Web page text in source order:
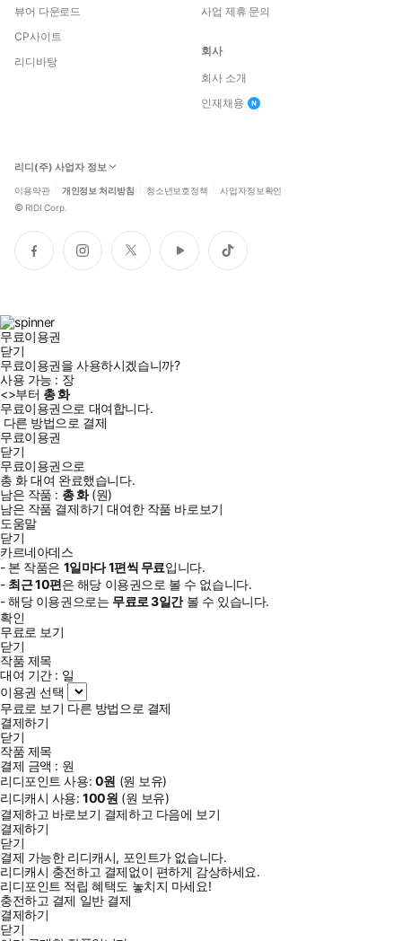
뷰어 다운로드
CP사이트
리디바탕
사업 제휴 문의
회사
회사 소개
인재채용
리디(주) 사업자 정보
이용약관 개인정보 처리방침 청소년보호정책 사업자정보확인
© RIDI Corp.
페
이
인
스
트
위
유
튜
틱
톡
무료이용권
닫기
무료이용권을 사용하시겠습니까?
사용 가능 : 장
<>부터 총화
무료이용권으로 대여합니다.
다른 방법으로 결제
무료이용권
닫기
무료이용권으로
총 화대여 완료했습니다.
남은 작품 : 총화(원)
남은 작품 결제하기 대여한 작품 바로보기
도움말
닫기
카르네아데스
- 본 작품은 1일마다1편씩 무료입니다.
- 최근10편은 해당 이용권으로 볼 수 없습니다.
- 해당 이용권으로는 무료로3일간볼 수 있습니다.
확인
무료로 보기
닫기
작품 제목
대여 기간 : 일
이용권 선택
무료로 보기 다른 방법으로 결제
결제하기
닫기
작품 제목
결제 금액 : 원
리디포인트 사용: 0원 (원 보유)
리디캐시 사용:100원 (원 보유)
결제하고 바로보기 결제하고 다음에 보기
결제하기
닫기
결제 가능한 리디캐시, 포인트가 없습니다.
리디캐시 충전하고 결제없이 편하게 감상하세요.
리디포인트 적립 혜택도 놓치지 마세요!
충전하고 결제 일반 결제
결제하기
닫기